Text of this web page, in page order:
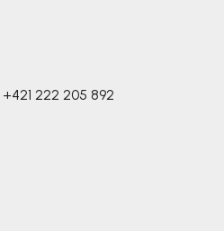
+421 222 205 892